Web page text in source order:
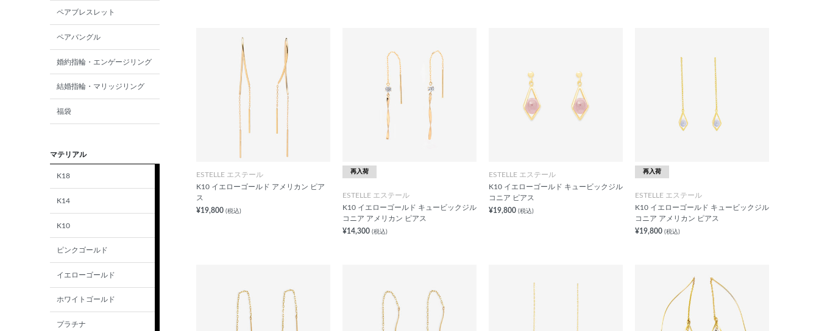
ペアブレスレット
ペアバングル
婚約指輪・エンゲージリング
結婚指輪・マリッジリング
福袋
マテリアル
K18
K14
K10
ピンクゴールド
イエローゴールド
ホワイトゴールド
プラチナ
ESTELLE エステール
K10 イエローゴールド アメリカン ピア
ス
¥19,800 (税込)
再入荷
ESTELLE エステール
K10 イエローゴールド キュービックジル
コニア アメリカン ピアス
¥14,300 (税込)
ESTELLE エステール
K10 イエローゴールド キュービックジル
コニア ピアス
¥19,800 (税込)
再入荷
ESTELLE エステール
K10 イエローゴールド キュービックジル
コニア アメリカン ピアス
¥19,800 (税込)